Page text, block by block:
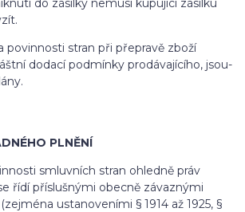
do zásilky nemusí kupující zásilku
stran při přepravě zboží
dodací podmínky prodávajícího, jsou-
PLNĚNÍ
smluvních stran ohledně práv
řídí příslušnými obecně závaznými
ustanoveními § 1914 až 1925, §